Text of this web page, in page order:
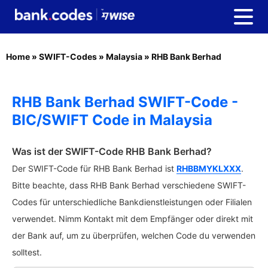
Home » SWIFT-Codes » Malaysia » RHB Bank Berhad
RHB Bank Berhad SWIFT-Code -
BIC/SWIFT Code in Malaysia
Was ist der SWIFT-Code RHB Bank Berhad?
Der SWIFT-Code für RHB Bank Berhad ist RHBBMYKLXXX.
Bitte beachte, dass RHB Bank Berhad verschiedene SWIFT-
Codes für unterschiedliche Bankdienstleistungen oder Filialen
verwendet. Nimm Kontakt mit dem Empfänger oder direkt mit
der Bank auf, um zu überprüfen, welchen Code du verwenden
solltest.